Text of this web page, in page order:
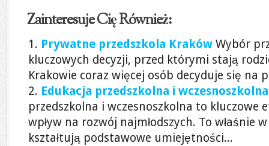
Zainteresuje Cię Również:
Prywatne przedszkola Kraków Wybór
kluczowych decyzji, przed którymi stają
Krakowie coraz więcej osób decyduje się na
Edukacja przedszkolna i
przedszkolna i wczesnoszkolna to kluczowe
wpływ na rozwój najmłodszych. To właśnie
kształtują podstawowe umiejętności...